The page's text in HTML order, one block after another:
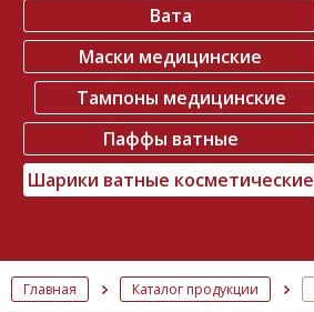
Вата
Маски медицинские
Тампоны медицинские
Паффы ватные
Шарики ватные косметические
Главная Каталог продукции